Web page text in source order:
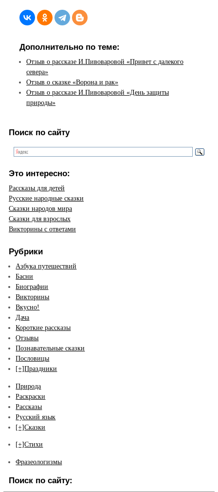
Дополнительно по теме:
Отзыв о рассказе И.Пивоваровой «Привет с далекого
севера»
Отзыв о сказке «Ворона и рак»
Отзыв о рассказе И.Пивоваровой «День защиты
природы»
Поиск по сайту
Это интересно:
Рассказы для детей
Русские народные сказки
Сказки народов мира
Сказки для взрослых
Викторины с ответами
Рубрики
Азбука путешествий
Басни
Биографии
Викторины
Вкусно!
Дача
Короткие рассказы
Отзывы
Познавательные сказки
Пословицы
[+]Праздники
Природа
Раскраски
Рассказы
Русский язык
[+]Сказки
[+]Стихи
Фразеологизмы
Поиск по сайту: